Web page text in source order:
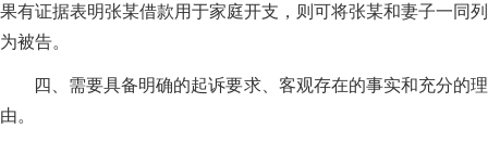
果有证据表明张某借款用于家庭开支，则可将张某和妻子一同列
为被告。
四、需要具备明确的起诉要求、客观存在的事实和充分的理
由。